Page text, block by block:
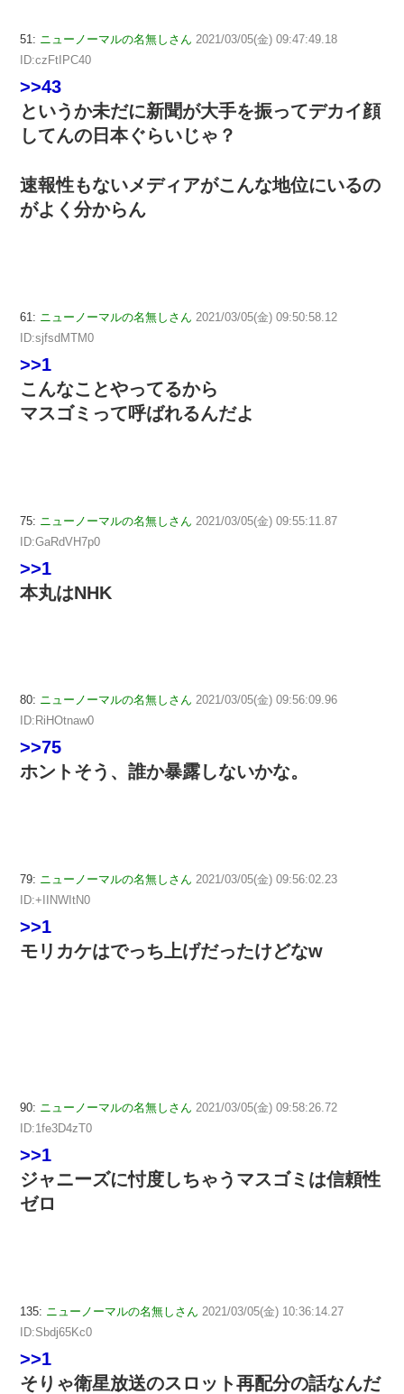
51: ニューノーマルの名無しさん 2021/03/05(金) 09:47:49.18
ID:czFtIPC40
>>43
というか未だに新聞が大手を振ってデカイ顔
してんの日本ぐらいじゃ？
速報性もないメディアがこんな地位にいるの
がよく分からん
61: ニューノーマルの名無しさん 2021/03/05(金) 09:50:58.12
ID:sjfsdMTM0
>>1
こんなことやってるから
マスゴミって呼ばれるんだよ
75: ニューノーマルの名無しさん 2021/03/05(金) 09:55:11.87
ID:GaRdVH7p0
>>1
本丸はNHK
80: ニューノーマルの名無しさん 2021/03/05(金) 09:56:09.96
ID:RiHOtnaw0
>>75
ホントそう、誰か暴露しないかな。
79: ニューノーマルの名無しさん 2021/03/05(金) 09:56:02.23
ID:+IINWItN0
>>1
モリカケはでっち上げだったけどなw
90: ニューノーマルの名無しさん 2021/03/05(金) 09:58:26.72
ID:1fe3D4zT0
>>1
ジャニーズに忖度しちゃうマスゴミは信頼性
ゼロ
135: ニューノーマルの名無しさん 2021/03/05(金) 10:36:14.27
ID:Sbdj65Kc0
>>1
そりゃ衛星放送のスロット再配分の話なんだ